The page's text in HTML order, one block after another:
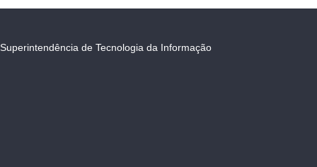
Superintendência de Tecnologia da Informação